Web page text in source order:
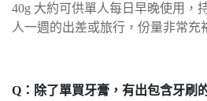
40g 大約可供單人每日早晚使用，
人一週的出差或旅行，份量非常充
Q：除了單買牙膏，有出包含牙刷